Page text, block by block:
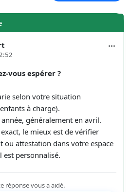
vous espérer ?
selon votre situation
à charge).
généralement en avril.
le mieux est de vérifier
ou attestation dans votre espace
est personnalisé.
réponse vous a aidé.